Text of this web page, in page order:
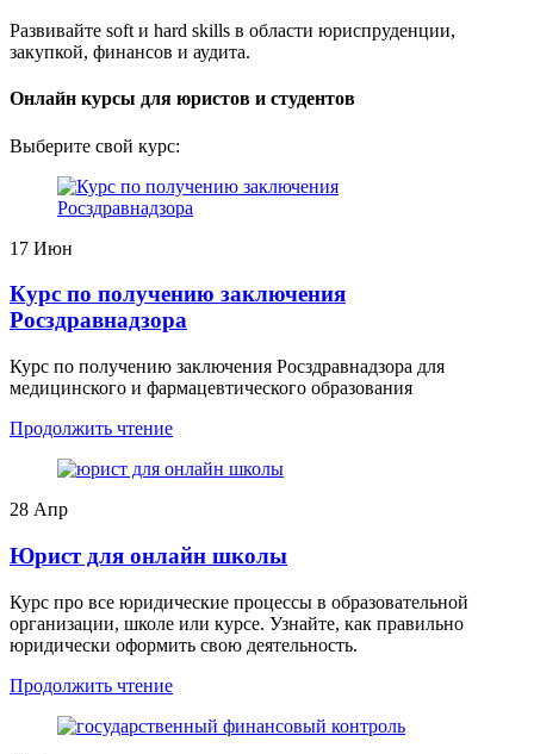
Развивайте soft и hard skills в области юриспруденции,
закупкой, финансов и аудита.
Онлайн курсы для юристов и студентов
Выберите свой курс:
17 Июн
Курс по получению заключения
Росздравнадзора
Курс по получению заключения Росздравнадзора для
медицинского и фармацевтического образования
Продолжить чтение
28 Апр
Юрист для онлайн школы
Курс про все юридические процессы в образовательной
организации, школе или курсе. Узнайте, как правильно
юридически оформить свою деятельность.
Продолжить чтение